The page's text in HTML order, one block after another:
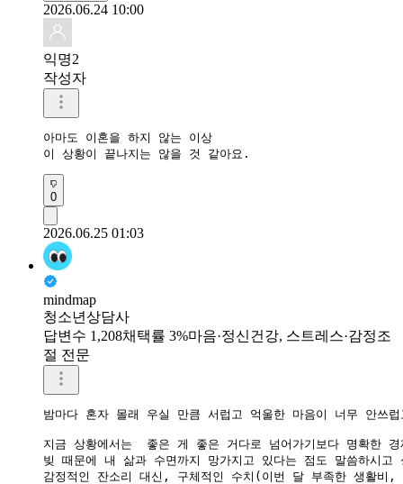
2026.06.24 10:00
익명2
작성자
아마도 이혼을 하지 않는 이상
이 상황이 끝나지는 않을 것 같아요.
0
2026.06.25 01:03
mindmap
청소년상담사
답변수 1,208채택률 3%마음·정신건강, 스트레스·감정조
절 전문
밤마다 혼자 몰래 우실 만큼 서럽고 억울한 마음이 너무 안쓰
지금 상황에서는  좋은 게 좋은 거다로 넘어가기보다 명확한
빚 때문에 내 삶과 수면까지 망가지고 있다는 점도 말씀하시고
감정적인 잔소리 대신, 구체적인 수치(이번 달 부족한 생활